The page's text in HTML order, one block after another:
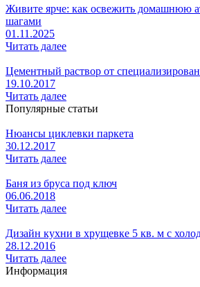
Живите ярче: как освежить домашнюю
шагами
01.11.2025
Читать далее
Цементный раствор от
19.10.2017
Читать далее
Популярные статьи
Нюансы циклевки паркета
30.12.2017
Читать далее
Баня из бруса под ключ
06.06.2018
Читать далее
Дизайн кухни в хрущевке 5 кв. м с
28.12.2016
Читать далее
Информация